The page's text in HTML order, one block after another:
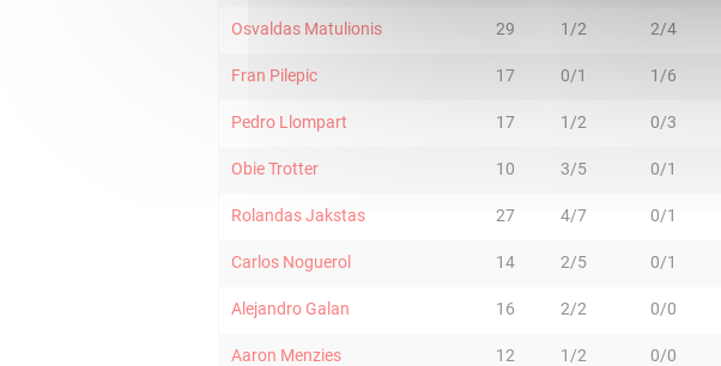
Osvaldas Matulionis 29 1/2 2/4
Fran Pilepic 17 0/1 1/6
Pedro Llompart 17 1/2 0/3
Obie Trotter 10 3/5 0/1
Rolandas Jakstas 27 4/7 0/1
Carlos Noguerol 14 2/5 0/1
Alejandro Galan 16 2/2 0/0
Aaron Menzies 12 1/2 0/0